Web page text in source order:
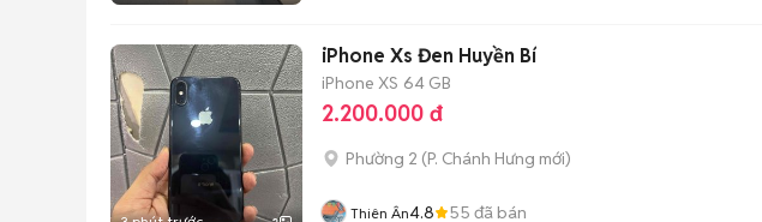
iPhone Xs Đen Huyền Bí
iPhone XS 64 GB
2.200.000 đ
Phường 2 (P. Chánh Hưng mới)
Thiên Ân4.8 55 đã bán